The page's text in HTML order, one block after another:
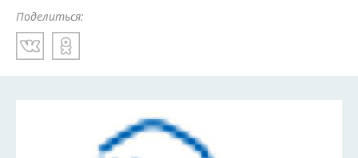
Поделиться: